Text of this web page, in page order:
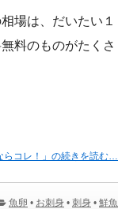
場は、だいたい１
料のものがたくさ
らコレ！」の続きを読む…
魚卵 • お刺身 • 刺身 • 鮮魚